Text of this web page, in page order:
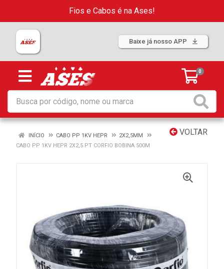
Fios e Cabos é na Ases!
Baixe já nosso APP
0
VOLTAR
INÍCIO CABO PP 1KV HEPR
2X2,5MM
CABO PP 1KV HEPR 2X2,5 PT CORFIO BOBINA 500M